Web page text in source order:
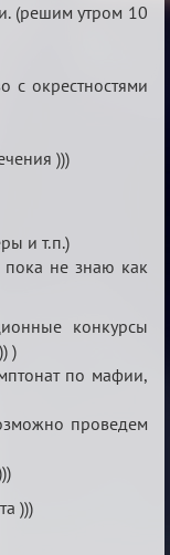
(решим утром 10
с окрестностями
)))
и т.п.)
пока не знаю как
конкурсы
)
по мафии,
проведем
)))